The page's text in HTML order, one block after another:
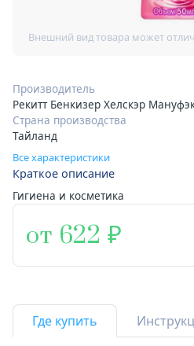
Производитель
Рекитт Бенкизер Хелскэр
Страна производства
Тайланд
Все характеристики
Краткое описание
Гигиена и косметика
от 622
Где купить